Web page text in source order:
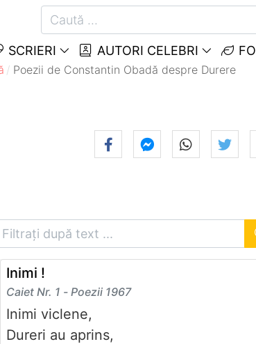
SCRIERI AUTORI CELEBRI
Poezii de Constantin Obadă despre Durere
Inimi !
Caiet Nr. 1 - Poezii 1967
Inimi viclene,
Dureri au aprins,